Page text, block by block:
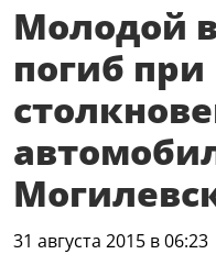
Молодой
погиб при
31 августа 2015 в 06:23